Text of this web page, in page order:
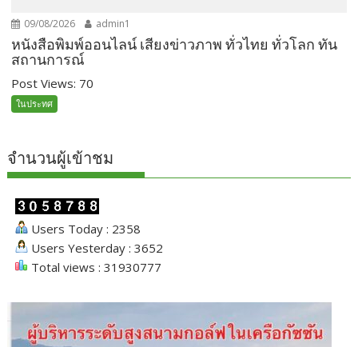
09/08/2026 admin1
หนังสือพิมพ์ออนไลน์ เสียงข่าวภาพ ทั่วไทย ทั่วโลก ทัน
สถานการณ์
Post Views: 70
ในประทศ
จำนวนผู้เข้าชม
Users Today : 2358
Users Yesterday : 3652
Total views : 31930777